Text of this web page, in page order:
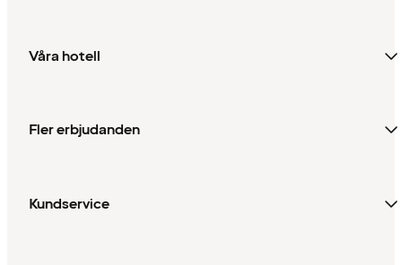
Våra hotell
Fler erbjudanden
Kundservice